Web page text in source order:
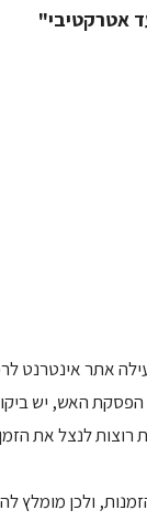
אטרקטיבי"
אתר אינטרנט
האש, יש
לנצל את
כ- 50 אחוז במספר